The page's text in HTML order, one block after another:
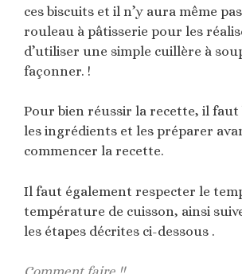
ces biscuits et il n’y aura même
rouleau à pâtisserie pour les
d’utiliser une simple cuillère à
façonner. !
Pour bien réussir la recette, il faut
les ingrédients et les préparer
commencer la recette.
Il faut également respecter le
température de cuisson, ainsi
les étapes décrites ci-dessous .